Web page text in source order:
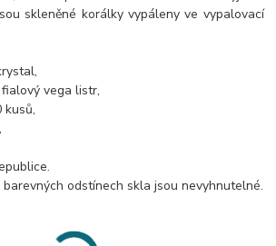
skleněné korálky vypáleny ve vypalovací
vega listr,
kusů,
odstínech skla jsou nevyhnutelné.